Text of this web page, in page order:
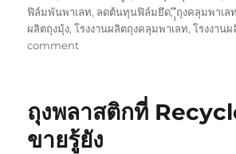
ฟิล์มพันพาเลท, ลดต้นทุนฟิล์มยึด,ถุงคลุมพาเล
ผลิตถุงมุ้ง,โรงงานผลิตถุงคลุมพาเลท,โรงงาน
commenton
บรรจุ
ภัณฑ์
ที่
ถุงพลาสติกที่
ขายรู้ยัง